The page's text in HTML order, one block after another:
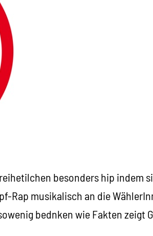
besonders hip indem
Rap musikalisch an die
bednken wie Fakten zeigt